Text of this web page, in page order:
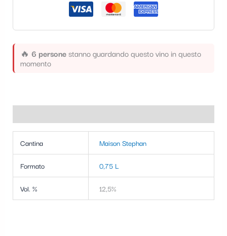
🔥 6 personestanno guardando questo vino in questo
momento
Cantina Maison Stephan
Formato 0,75 L
Vol. % 12,5%
o
r